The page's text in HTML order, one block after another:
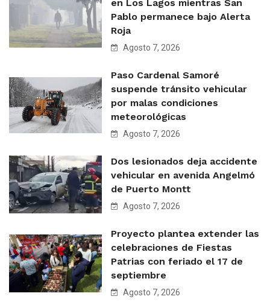
en Los Lagos mientras San
Pablo permanece bajo Alerta
Roja
Agosto 7, 2026
Paso Cardenal Samoré
suspende tránsito vehicular
por malas condiciones
meteorológicas
Agosto 7, 2026
Dos lesionados deja accidente
vehicular en avenida Angelmó
de Puerto Montt
Agosto 7, 2026
Proyecto plantea extender las
celebraciones de Fiestas
Patrias con feriado el 17 de
septiembre
Agosto 7, 2026